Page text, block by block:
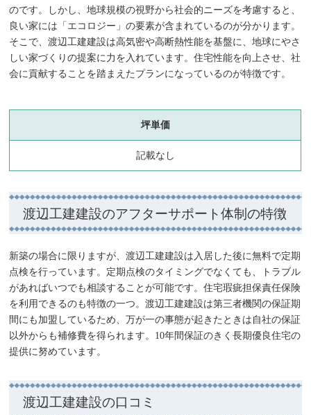
のです。しかし、地球規模の視野から社会的ニーズを考慮すると、
良い家には「エコロジー」の要素が含まれているのが分かります。
そこで、渡辺工建建設は高気密や高断熱性能を基盤に、地球にやさ
しい家づくりの提案に力を入れています。住宅性能を向上させ、社
会に貢献することを踏まえたプランになっているのが特徴です。
坪単価
記載なし
渡辺工建建設のアフターサポート体制の特徴
新築の場合に限りますが、渡辺工建建設は入居した後に無料で定期
点検を行っています。定期点検のタイミングでなくても、トラブル
があればいつでも相談することが可能です。住宅瑕疵担保責任保険
を利用できるのも特徴の一つ。渡辺工建建設は第三者機関の保証期
間にも加盟しているため、万が一の事態が起きたときは自社の保証
以外からも補修費を得られます。10年間保証のきく長期優良住宅の
提供に努めています。
渡辺工建建設の口コミ